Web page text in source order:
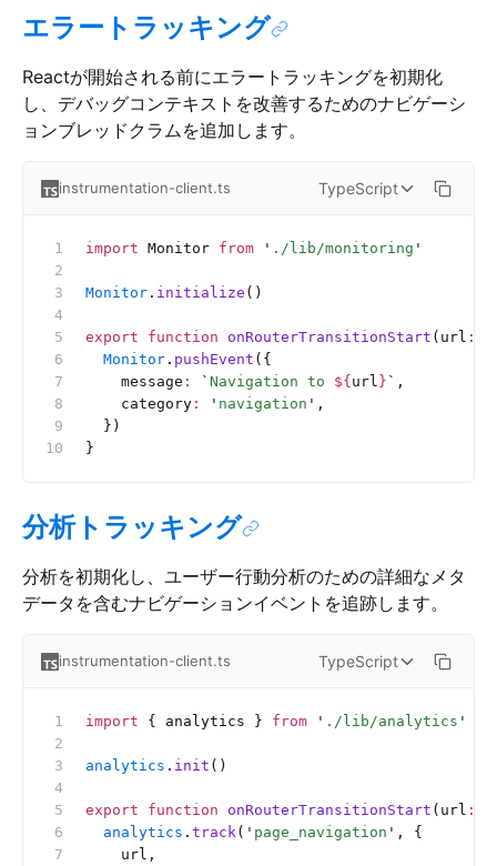
エラートラッキング
Reactが開始される前にエラートラッキングを初期化
し、デバッグコンテキストを改善するためのナビゲーシ
ョンブレッドクラムを追加します。
instrumentation-client.ts TypeScript
import Monitor from ' ./lib/monitoring '
Monitor . initialize ()
export function onRouterTransitionStart (url :
  Monitor
. pushEvent ({
    message
: ` Navigation to ${ url } ` ,
    category
: ' navigation ' ,
  })
}
分析トラッキング
分析を初期化し、ユーザー行動分析のための詳細なメタ
データを含むナビゲーションイベントを追跡します。
instrumentation-client.ts TypeScript
import { analytics } from ' ./lib/analytics '
analytics . init ()
export function onRouterTransitionStart (url :
  analytics
. track( ' page_navigation ' , {
    url,